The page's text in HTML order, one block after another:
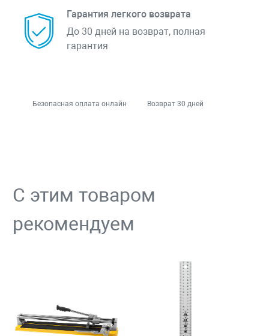
Гарантия легкого возврата
До 30 дней на возврат, полная
гарантия
Безопасная оплата онлайн Возврат 30 дней
С этим товаром
рекомендуем